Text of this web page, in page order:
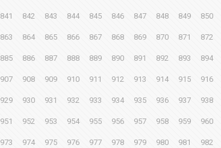
841 842 843 844 845 846 847 848 849 850
863 864 865 866 867 868 869 870 871 872
885 886 887 888 889 890 891 892 893 894
907 908 909 910 911 912 913 914 915 916
929 930 931 932 933 934 935 936 937 938
951 952 953 954 955 956 957 958 959 960
973 974 975 976 977 978 979 980 981 982